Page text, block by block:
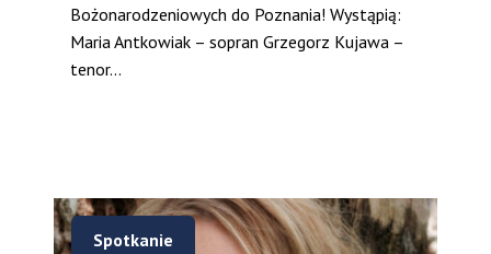
Bożonarodzeniowych do Poznania! Wystąpią:
Maria Antkowiak – sopran Grzegorz Kujawa –
tenor...
Spotkanie